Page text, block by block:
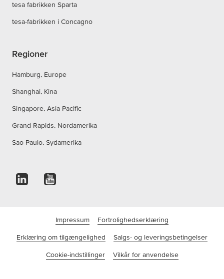
tesa fabrikken Sparta
tesa-fabrikken i Concagno
Regioner
Hamburg, Europe
Shanghai, Kina
Singapore, Asia Pacific
Grand Rapids, Nordamerika
Sao Paulo, Sydamerika
Impressum Fortrolighedserklæring
Erklæring om tilgængelighed Salgs- og leveringsbetingelser
Cookie-indstillinger Vilkår for anvendelse